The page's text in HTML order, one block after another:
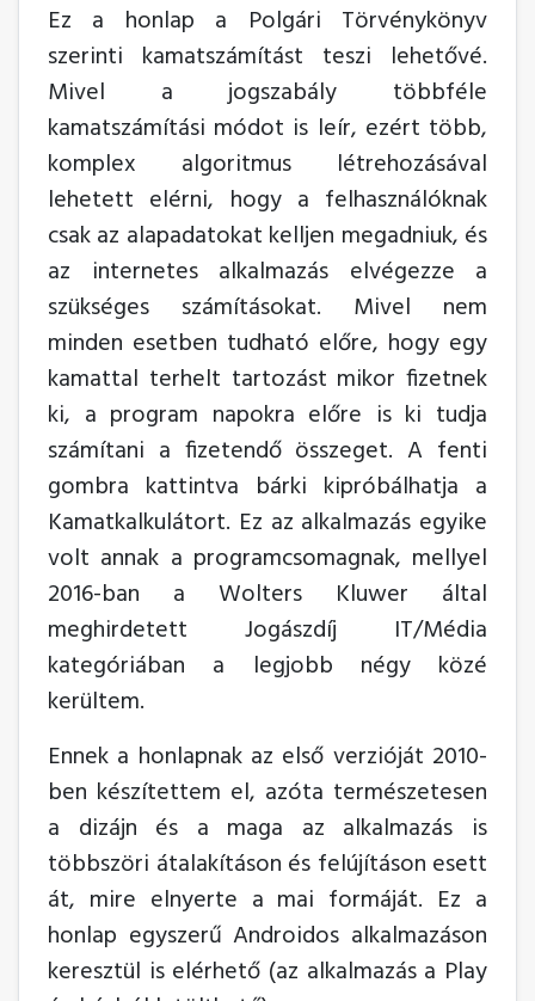
Ez a honlap a Polgári Törvénykönyv
szerinti kamatszámítást teszi lehetővé.
Mivel a jogszabály többféle
kamatszámítási módot is leír, ezért több,
komplex algoritmus létrehozásával
lehetett elérni, hogy a felhasználóknak
csak az alapadatokat kelljen megadniuk, és
az internetes alkalmazás elvégezze a
szükséges számításokat. Mivel nem
minden esetben tudható előre, hogy egy
kamattal terhelt tartozást mikor fizetnek
ki, a program napokra előre is ki tudja
számítani a fizetendő összeget. A fenti
gombra kattintva bárki kipróbálhatja a
Kamatkalkulátort. Ez az alkalmazás egyike
volt annak a programcsomagnak, mellyel
2016-ban a Wolters Kluwer által
meghirdetett Jogászdíj IT/Média
kategóriában a legjobb négy közé
kerültem.
Ennek a honlapnak az első verzióját 2010-
ben készítettem el, azóta természetesen
a dizájn és a maga az alkalmazás is
többszöri átalakításon és felújításon esett
át, mire elnyerte a mai formáját. Ez a
honlap egyszerű Androidos alkalmazáson
keresztül is elérhető (az alkalmazás a Play